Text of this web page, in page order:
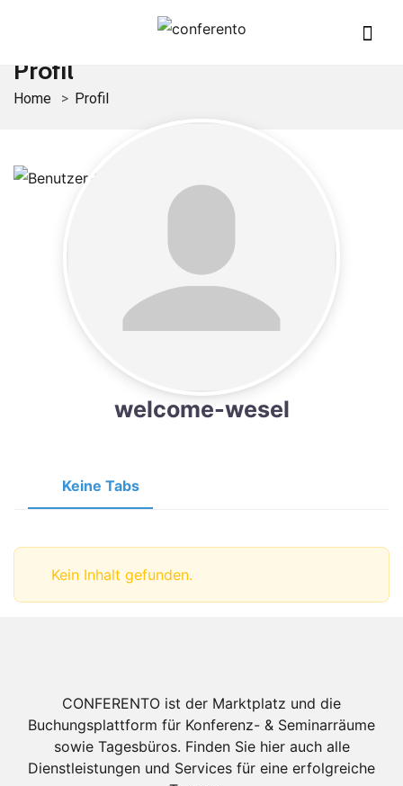
Profil
Home Profil
welcome-wesel
Keine Tabs
Kein Inhalt gefunden.
CONFERENTO ist der Marktplatz und die
Buchungsplattform für Konferenz- & Seminarräume
sowie Tagesbüros. Finden Sie hier auch alle
Dienstleistungen und Services für eine erfolgreiche